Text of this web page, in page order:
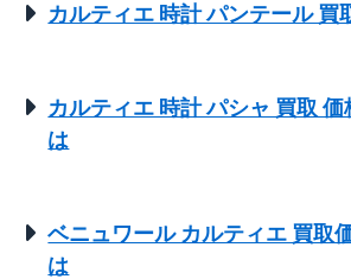
カルティエ 時計 パンテール 買
カルティエ 時計 パシャ 買取
は
ベニュワール カルティエ 買取
は